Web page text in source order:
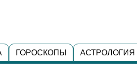
ГОРОСКОПЫ АСТРОЛОГИЯ